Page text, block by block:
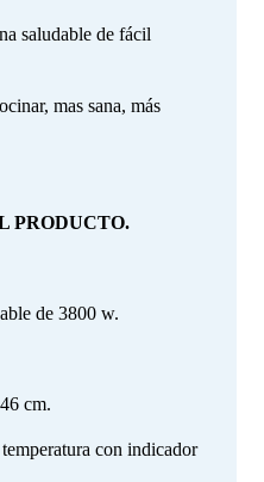
saludable de fácil
mas sana, más
PRODUCTO.
de 3800 w.
cm.
con indicador